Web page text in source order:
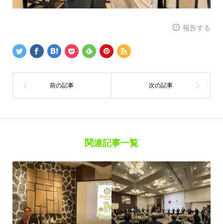
報告する
関連記事一覧